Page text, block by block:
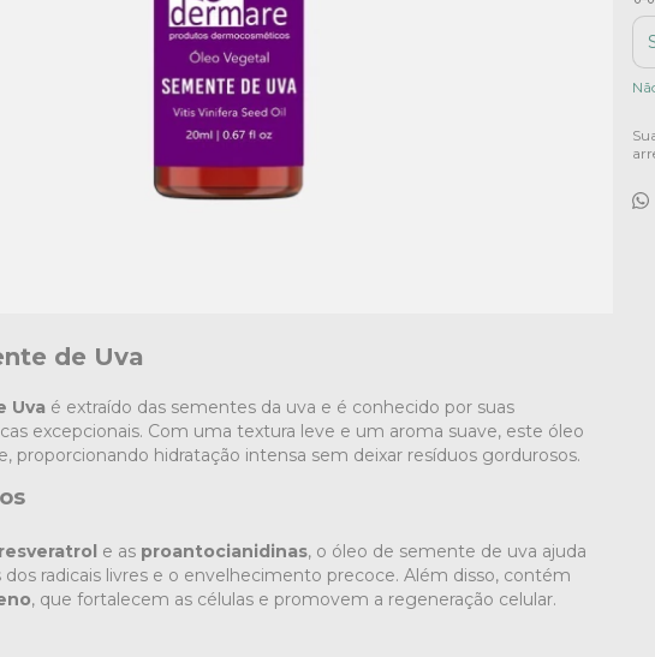
de Uva
Uva é extraído das sementes da uva e é conhecido por suas
excepcionais. Com uma textura leve e um aroma suave, este óleo
proporcionando hidratação intensa sem deixar resíduos gordurosos.
resveratrol e as proantocianidinas, o óleo de semente de uva ajuda
radicais livres e o envelhecimento precoce. Além disso, contém
, que fortalecem as células e promovem a regeneração celular.